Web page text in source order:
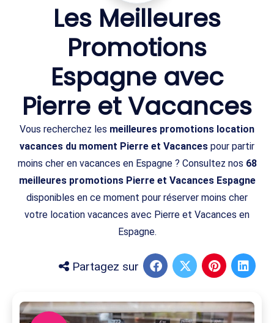
Les Meilleures
Promotions
Espagne avec
Pierre et Vacances
Vous recherchez les meilleures promotions location
vacances du moment Pierre et Vacances pour partir
moins cher en vacances en Espagne ? Consultez nos 68
meilleures promotions Pierre et Vacances Espagne
disponibles en ce moment pour réserver moins cher
votre location vacances avec Pierre et Vacances en
Espagne.
Partagez sur